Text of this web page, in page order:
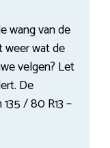
wang van de
weer wat de
velgen? Let
De
/ 80 R13 –